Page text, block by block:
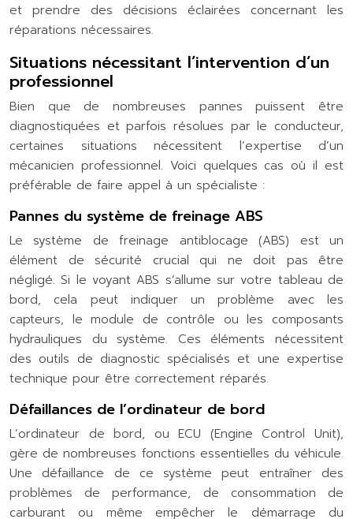
et prendre des décisions éclairées concernant les
réparations nécessaires.
Situations nécessitant l’intervention d’un
professionnel
Bien que de nombreuses pannes puissent être
diagnostiquées et parfois résolues par le conducteur,
certaines situations nécessitent l’expertise d’un
mécanicien professionnel. Voici quelques cas où il est
préférable de faire appel à un spécialiste :
Pannes du système de freinage ABS
Le système de freinage antiblocage (ABS) est un
élément de sécurité crucial qui ne doit pas être
négligé. Si le voyant ABS s’allume sur votre tableau de
bord, cela peut indiquer un problème avec les
capteurs, le module de contrôle ou les composants
hydrauliques du système. Ces éléments nécessitent
des outils de diagnostic spécialisés et une expertise
technique pour être correctement réparés.
Défaillances de l’ordinateur de bord
L’ordinateur de bord, ou ECU (Engine Control Unit),
gère de nombreuses fonctions essentielles du véhicule.
Une défaillance de ce système peut entraîner des
problèmes de performance, de consommation de
carburant ou même empêcher le démarrage du